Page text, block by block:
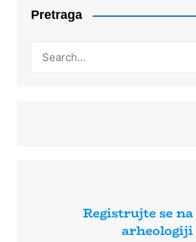
Pretraga
Registrujte se na
arheologiji